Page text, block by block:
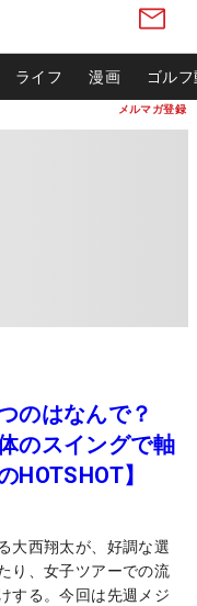
メルマガ登録
ライフ 漫画 ゴル
のはなんで？
のスイングで軸
HOTSHOT】
大西翔太が、好調な選
り、女子ツアーでの流
する。今回は先週メジ